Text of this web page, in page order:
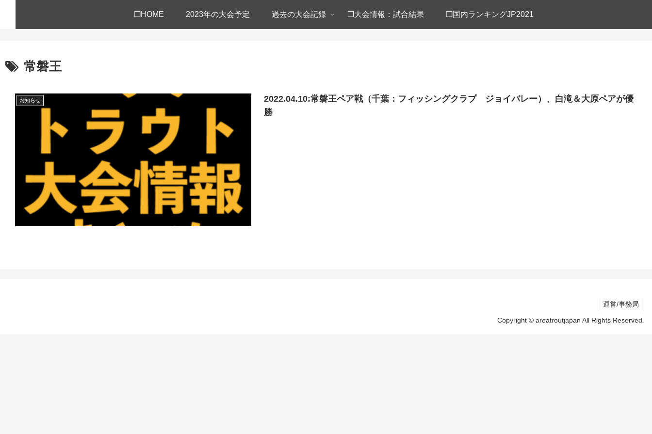
❒HOME 2023年の大会予定 過去の大会記録 ❒大会情報：試合結果 ❒国内ランキングJP2021
常磐王
お知らせ
2022.04.10:常磐王ペア戦（千葉：フィッシングクラブ ジョイバレー）、白滝＆大原ペアが優
勝
運営/事務局
Copyright © areatroutjapan All Rights Reserved.